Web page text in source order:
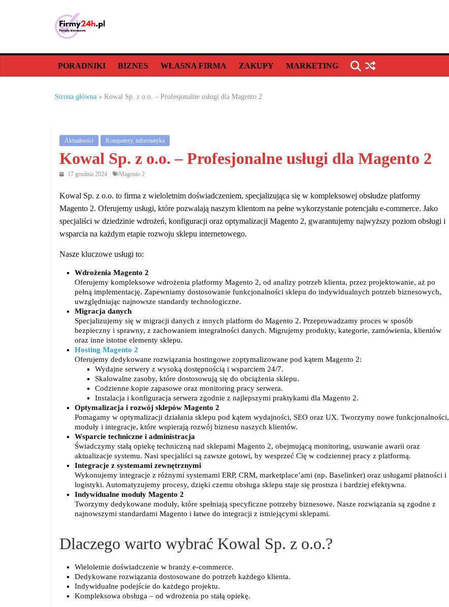
Porady
biznesowe,
dla
–
jak
prowadzić
działalność
gospodarczą.
Porady
biznesowe
PORADNIKI BIZNES WŁASNA FIRMA ZAKUPY MARKETING
Strona główna » Kowal Sp. z o.o. – Profesjonalne usługi dla Magento 2
Aktualności Komputery, informatyka
Kowal Sp. z o.o. – Profesjonalne usługi dla Magento 2
17 grudnia 2024 Magento 2
Kowal Sp. z o.o. to firma z wieloletnim doświadczeniem, specjalizująca się w kompleksowej obsłudze platformy
Magento 2. Oferujemy usługi, które pozwalają naszym klientom na pełne wykorzystanie potencjału e-commerce. Jako
specjaliści w dziedzinie wdrożeń, konfiguracji oraz optymalizacji Magento 2, gwarantujemy najwyższy poziom obsługi i
wsparcia na każdym etapie rozwoju sklepu internetowego.
Nasze kluczowe usługi to:
Wdrożenia Magento 2
Oferujemy kompleksowe wdrożenia platformy Magento 2, od analizy potrzeb klienta, przez projektowanie, aż po
pełną implementację. Zapewniamy dostosowanie funkcjonalności sklepu do indywidualnych potrzeb biznesowych,
uwzględniając najnowsze standardy technologiczne.
Migracja danych
Specjalizujemy się w migracji danych z innych platform do Magento 2. Przeprowadzamy proces w sposób
bezpieczny i sprawny, z zachowaniem integralności danych. Migrujemy produkty, kategorie, zamówienia, klientów
oraz inne istotne elementy sklepu.
Hosting Magento 2
Oferujemy dedykowane rozwiązania hostingowe zoptymalizowane pod kątem Magento 2:
Wydajne serwery z wysoką dostępnością i wsparciem 24/7.
Skalowalne zasoby, które dostosowują się do obciążenia sklepu.
Codzienne kopie zapasowe oraz monitoring pracy serwera.
Instalacja i konfiguracja serwera zgodnie z najlepszymi praktykami dla Magento 2.
Optymalizacja i rozwój sklepów Magento 2
Pomagamy w optymalizacji działania sklepu pod kątem wydajności, SEO oraz UX. Tworzymy nowe funkcjonalności,
moduły i integracje, które wspierają rozwój biznesu naszych klientów.
Wsparcie techniczne i administracja
Świadczymy stałą opiekę techniczną nad sklepami Magento 2, obejmującą monitoring, usuwanie awarii oraz
aktualizacje systemu. Nasi specjaliści są zawsze gotowi, by wesprzeć Cię w codziennej pracy z platformą.
Integracje z systemami zewnętrznymi
Wykonujemy integracje z różnymi systemami ERP, CRM, marketplace’ami (np. Baselinker) oraz usługami płatności i
logistyki. Automatyzujemy procesy, dzięki czemu obsługa sklepu staje się prostsza i bardziej efektywna.
Indywidualne moduły Magento 2
Tworzymy dedykowane moduły, które spełniają specyficzne potrzeby biznesowe. Nasze rozwiązania są zgodne z
najnowszymi standardami Magento i łatwe do integracji z istniejącymi sklepami.
Dlaczego warto wybrać Kowal Sp. z o.o.?
Wieloletnie doświadczenie w branży e-commerce.
Dedykowane rozwiązania dostosowane do potrzeb każdego klienta.
Indywidualne podejście do każdego projektu.
Kompleksowa obsługa – od wdrożenia po stałą opiekę.